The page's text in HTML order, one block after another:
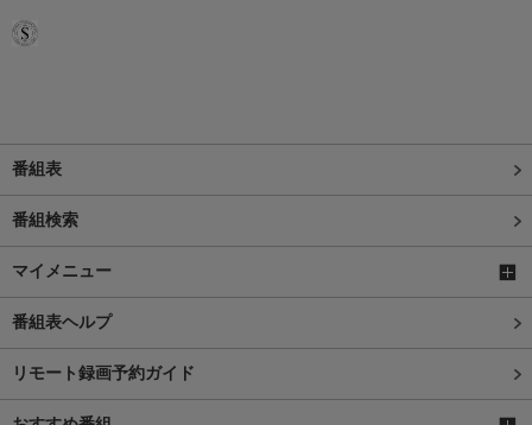
番組表
番組検索
マイメニュー
番組表ヘルプ
リモート録画予約ガイド